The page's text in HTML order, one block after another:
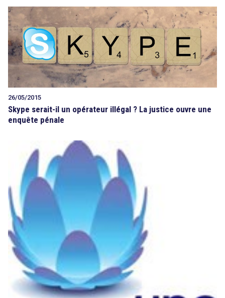
26/05/2015
Skype serait-il un opérateur illégal ? La justice ouvre une
enquête pénale